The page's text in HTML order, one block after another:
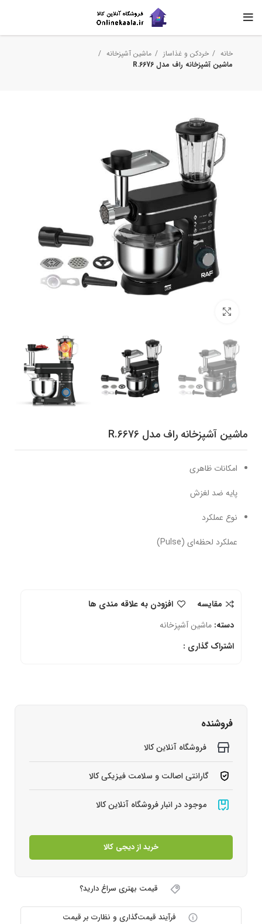
خانه خردکن و غذاساز
ماشین آشپزخانه
ماشین آشپزخانه راف مدل R.6676
ماشین آشپزخانه راف مدل R.6676
امکانات ظاهری
پایه ضد لغزش
نوع عملکرد
عملکرد لحظه‌ای (Pulse)
مقایسه
افزودن به علاقه مندی ها
دسته: ماشین آشپزخانه
اشتراک گذاری :
فروشنده
فروشگاه آنلاین کالا
گارانتی اصالت و سلامت فیزیکی کالا
موجود در انبار فروشگاه آنلاین کالا
خرید از دیجی کالا
قیمت بهتری سراغ دارید؟
فرآیند قیمت‌گذاری و نظارت بر قیمت